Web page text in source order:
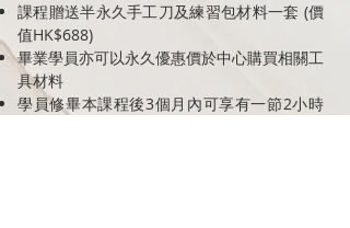
課程贈送半永久手工刀及練習包材料一套 (價
值HK$688)
畢業學員亦可以永久優惠價於中心購買相關工
具材料
學員修畢本課程後3個月內可享有一節2小時